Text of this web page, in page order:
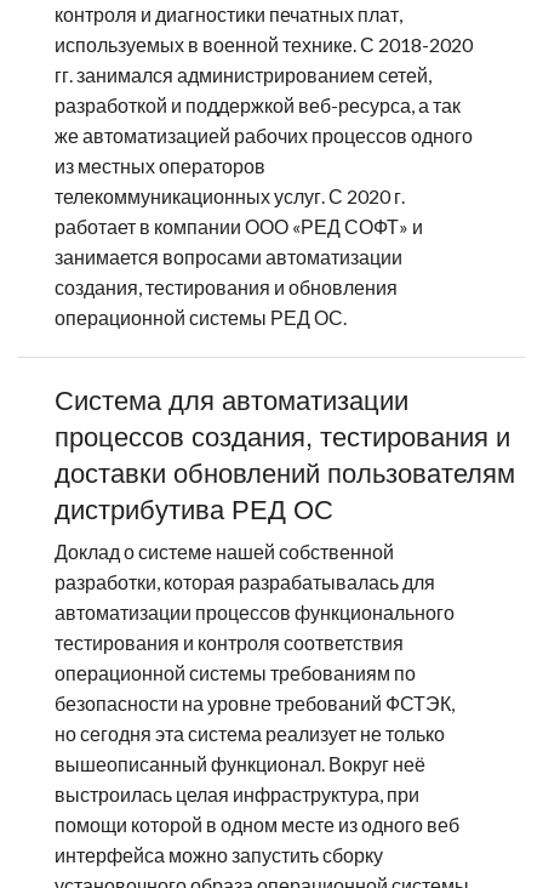
контроля и диагностики печатных плат,
используемых в военной технике. С 2018-2020
гг. занимался администрированием сетей,
разработкой и поддержкой веб-ресурса, а так
же автоматизацией рабочих процессов одного
из местных операторов
телекоммуникационных услуг. С 2020 г.
работает в компании ООО «РЕД СОФТ» и
занимается вопросами автоматизации
создания, тестирования и обновления
операционной системы РЕД ОС.
Система для автоматизации
процессов создания, тестирования и
доставки обновлений пользователям
дистрибутива РЕД ОС
Доклад о системе нашей собственной
разработки, которая разрабатывалась для
автоматизации процессов функционального
тестирования и контроля соответствия
операционной системы требованиям по
безопасности на уровне требований ФСТЭК,
но сегодня эта система реализует не только
вышеописанный функционал. Вокруг неё
выстроилась целая инфраструктура, при
помощи которой в одном месте из одного веб
интерфейса можно запустить сборку